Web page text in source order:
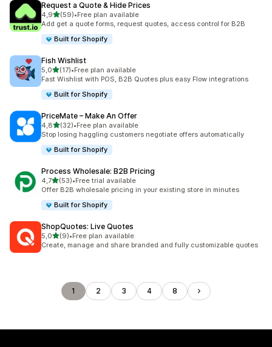
Request a Quote & Hide Prices
4,9de 5 estrelas
(59)
59 total de avaliações
•Free plan available
Add get a quote forms, request quotes, access control for B2B
Built for Shopify
Fish Wishlist
5,0de 5 estrelas
(17)
17 total de avaliações
•Free plan available
Fast Wishlist with POS, B2B Quotes plus easy Flow integrations
Built for Shopify
PriceMate – Make An Offer
4,8de 5 estrelas
(32)
32 total de avaliações
•Free plan available
Stop losing haggling customers negotiate offers automatically
Built for Shopify
Process Wholesale: B2B Pricing
4,7de 5 estrelas
(53)
53 total de avaliações
•Free trial available
Offer B2B wholesale pricing in your existing store in minutes
Built for Shopify
ShopQuotes: Live Quotes
5,0de 5 estrelas
(9)
9 total de avaliações
•Free plan available
Create, manage and share branded and fully customizable quotes
1 2 3 4 8